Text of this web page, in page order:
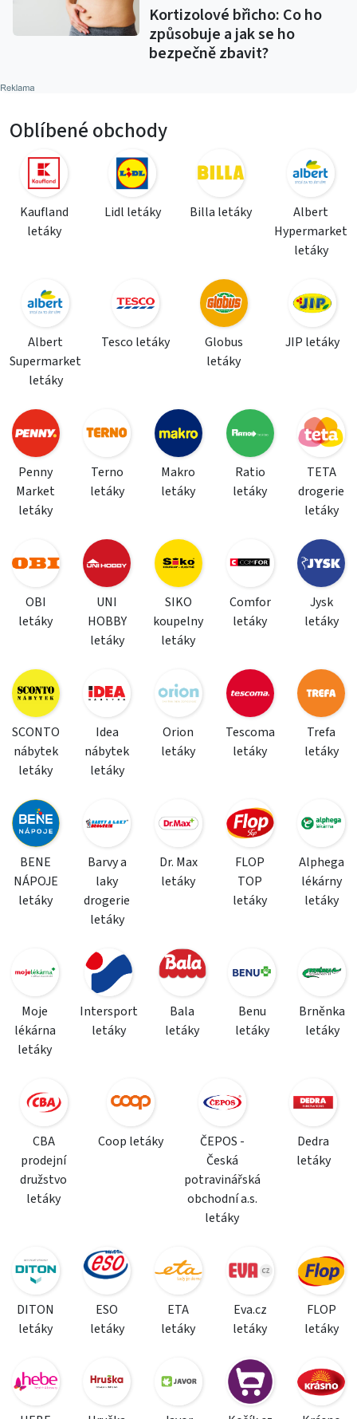
Kortizolové břicho: Co ho
způsobuje a jak se ho
bezpečně zbavit?
Oblíbené obchody
Kaufland
letáky
Lidl letáky Billa letáky
Albert
Hypermarket
letáky
Albert
Supermarket
letáky
Tesco letáky
Globus
letáky
JIP letáky
Penny
Market
letáky
Terno
letáky
Makro
letáky
Ratio
letáky
TETA
drogerie
letáky
OBI
letáky
UNI
HOBBY
letáky
SIKO
koupelny
letáky
Comfor
letáky
Jysk
letáky
SCONTO
nábytek
letáky
Idea
nábytek
letáky
Orion
letáky
Tescoma
letáky
Trefa
letáky
BENE
NÁPOJE
letáky
Barvy a
laky
drogerie
letáky
Dr. Max
letáky
FLOP
TOP
letáky
Alphega
lékárny
letáky
Moje
lékárna
letáky
Intersport
letáky
Bala
letáky
Benu
letáky
Brněnka
letáky
CBA
prodejní
družstvo
letáky
Coop letáky
ČEPOS -
Česká
potravinářská
obchodní a.s.
letáky
Dedra
letáky
DITON
letáky
ESO
letáky
ETA
letáky
Eva.cz
letáky
FLOP
letáky